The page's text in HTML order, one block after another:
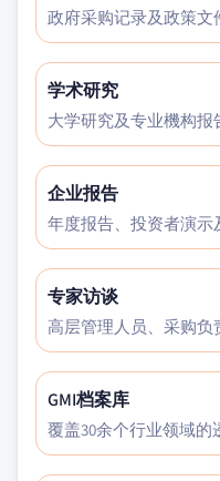
政府采购记录及政策文
学术研究
大学研究及专业機构报
企业报告
年度报告、投资者演示
专家访谈
高层管理人员、采购负
GMI档案库
覆盖30余个行业领域的